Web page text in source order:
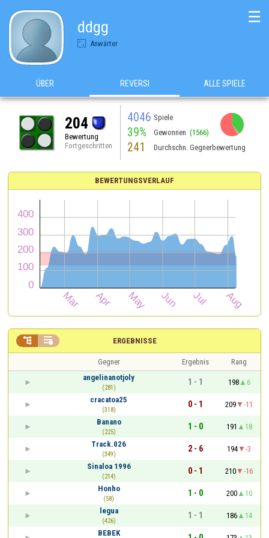
ddgg
Anwärter
☰
ÜBER REVERSI ALLE SPIELE
204
Bewertung
Fortgeschritten
4046 Spiele
39% Gewonnen (1566)
241 Durchschn. Gegnerbewertung
BEWERTUNGSVERLAUF
ERGEBNISSE
 
Gegner Ergebnis
Rang
angelinanotjoly
(281)
1 - 1 198
6
cracatoa25
(318)
0 - 1 209
-11
Banano
(225)
1 - 0 191
18
Track.026
(349)
2 - 6 194
-3
Sinaloa 1996
(214)
0 - 1 210
-16
Honho
(58)
1 - 0 200
10
legua
(426)
1 - 1 186
14
BEBEK